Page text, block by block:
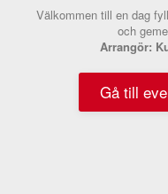
Välkommen till en dag
och
Arrangör:
Gå till